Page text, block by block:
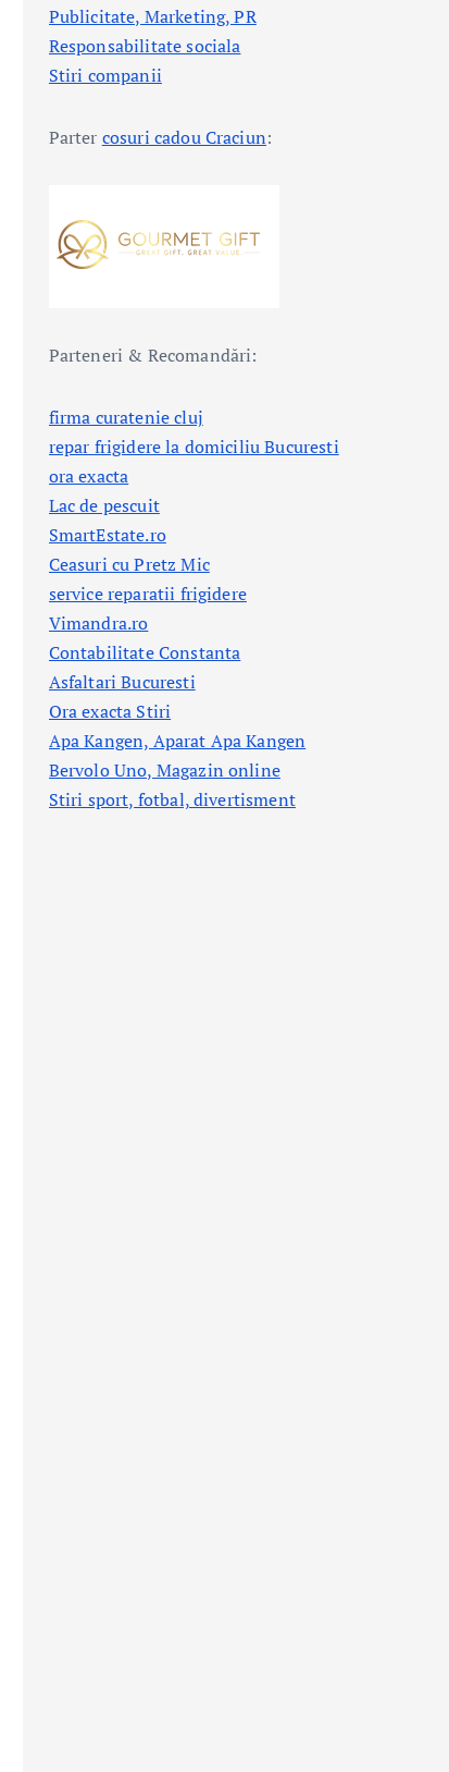
Publicitate, Marketing, PR
Responsabilitate sociala
Stiri companii
Parter cosuri cadou Craciun:
Parteneri & Recomandări:
firma curatenie cluj
repar frigidere la domiciliu Bucuresti
ora exacta
Lac de pescuit
SmartEstate.ro
Ceasuri cu Pretz Mic
service reparatii frigidere
Vimandra.ro
Contabilitate Constanta
Asfaltari Bucuresti
Ora exacta Stiri
Apa Kangen, Aparat Apa Kangen
Bervolo Uno, Magazin online
Stiri sport, fotbal,divertisment